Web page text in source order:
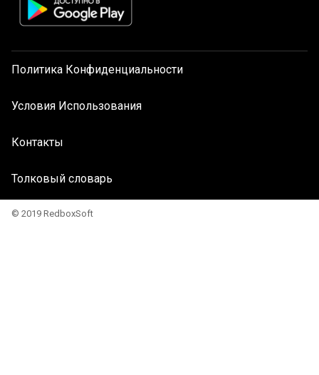
Политика Конфиденциальности
Условия Использования
Контакты
Толковый словарь
© 2019 RedboxSoft